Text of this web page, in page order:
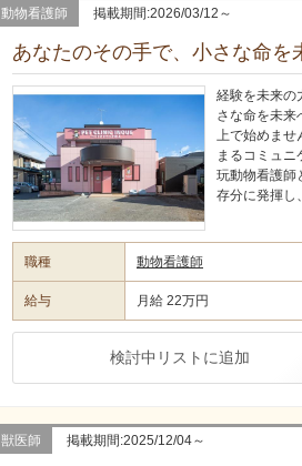
動物看護師 掲載期間:2026/03/12～
あなたのその手で、小さな命
経験を未来の
さな命を未来
上で始めま
まるコミュ
玩動物看護師
存分に発揮し
職種 動物看護師
給与 月給 22万円
検討中リストに追加
獣医師 掲載期間:2025/12/04～